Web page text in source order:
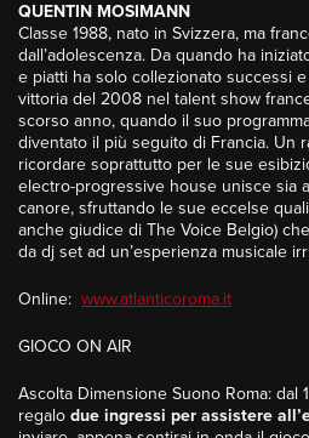
QUENTIN MOSIMANN
Classe 1988, nato in Svizzera, ma
dall’adolescenza. Da quando ha
e piatti ha solo collezionato successi
vittoria del 2008 nel talent show
scorso anno, quando il suo
diventato il più seguito di Francia. Un
ricordare soprattutto per le sue
electro-progressive house unisce sia
canore, sfruttando le sue eccelse
anche giudice di The Voice Belgio)
da dj set ad un’esperienza musicale
Online: www.atlanticoroma.it
GIOCO ON AIR
Ascolta Dimensione Suono Roma: dal
regalo due ingressi per assistere